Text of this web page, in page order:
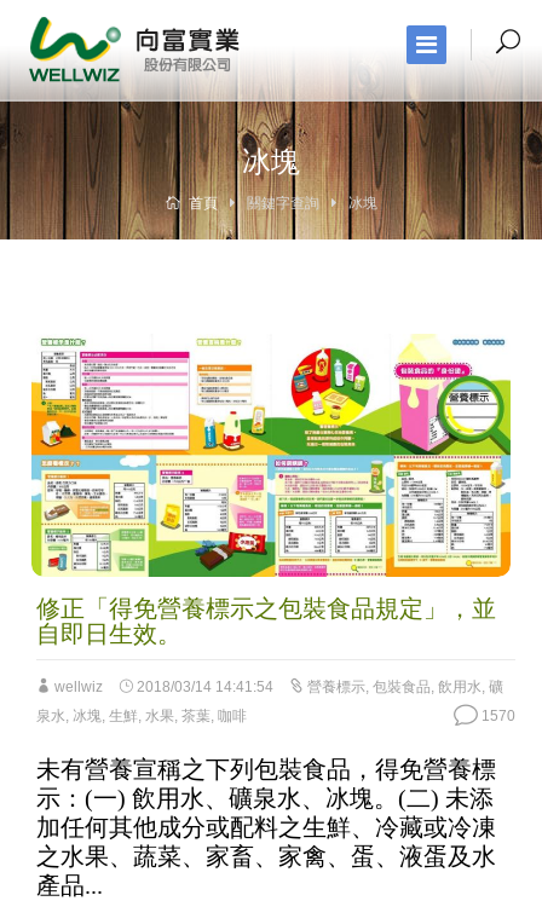
冰塊
首頁 關鍵字查詢 冰塊
修正「得免營養標示之包裝食品規定」，並
自即日生效。
wellwiz 2018/03/14 14:41:54 營養標示, 包裝食品, 飲用水, 礦
泉水, 冰塊, 生鮮, 水果, 茶葉, 咖啡 1570
未有營養宣稱之下列包裝食品，得免營養標
示：(一) 飲用水、礦泉水、冰塊。(二) 未添
加任何其他成分或配料之生鮮、冷藏或冷凍
之水果、蔬菜、家畜、家禽、蛋、液蛋及水
產品...